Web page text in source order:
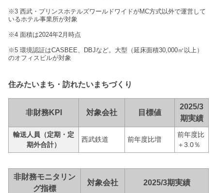
※3 西武・プリンスホテルズワールドワイドがMC方式以外で運営して
いるホテル事業所が対象
※4 面積は2024年2月時点
※5 環境認証はCASBEE、DBJなど。大型（延床面積30,000㎡以上）
のオフィスビルが対象
住みたいまち・訪れたいまちづくり
非財務KPI 対象会社 目標値
2025/3
期実績
輸送人員（定期・定
期外合計）
西武鉄道 前年度比増
前年度比
＋3.0％
非財務モニタリン
グ指標
対象会社 2025/3期実績